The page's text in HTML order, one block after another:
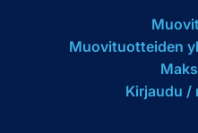
Muovituotteiden
Kirjaudu /